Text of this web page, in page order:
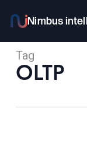
main
content
Tag
OLTP